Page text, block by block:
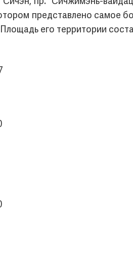
представлено самое
его территории